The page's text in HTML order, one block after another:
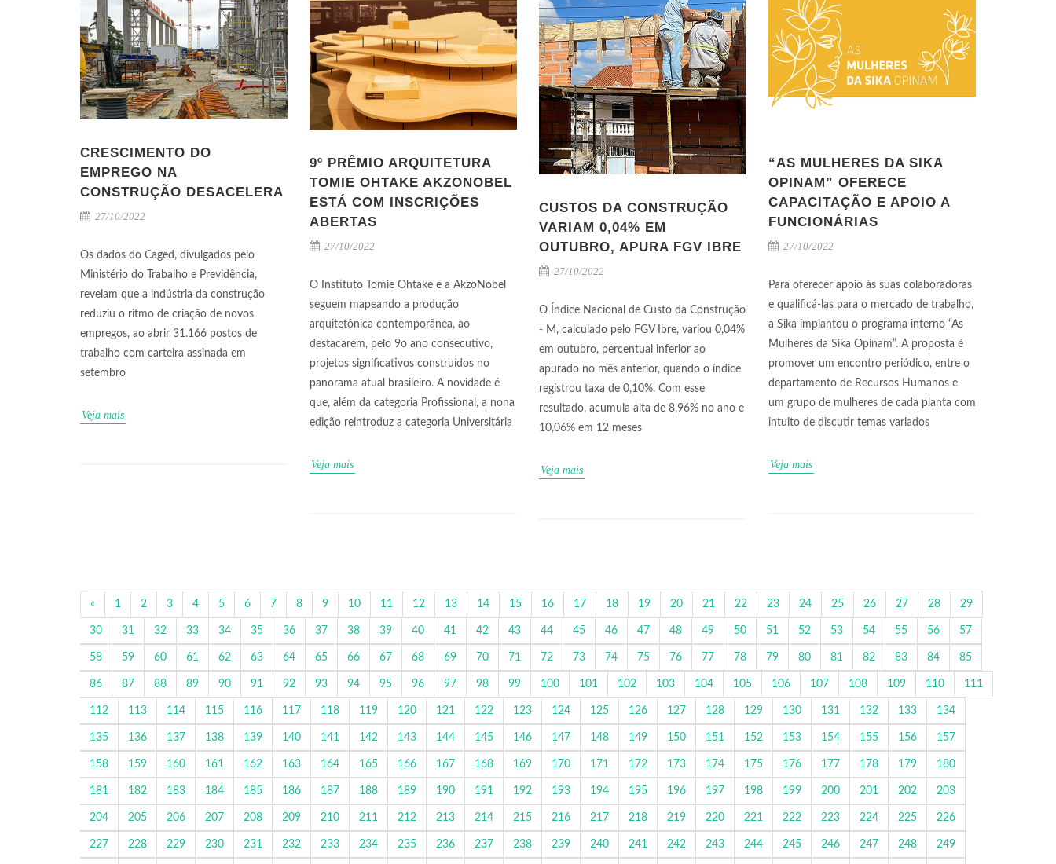
CRESCIMENTO DO
EMPREGO NA
CONSTRUÇÃO DESACELERA
27/10/2022
Os dados do Caged, divulgados pelo
Ministério do Trabalho e Previdência,
revelam que a indústria da construção
reduziu o ritmo de criação de novos
empregos, ao abrir 31.166 postos de
trabalho com carteira assinada em
setembro
Veja mais
9º PRÊMIO ARQUITETURA
TOMIE OHTAKE AKZONOBEL
ESTÁ COM INSCRIÇÕES
ABERTAS
27/10/2022
O Instituto Tomie Ohtake e a AkzoNobel
seguem mapeando a produção
arquitetônica contemporânea, ao
destacarem, pelo 9o ano consecutivo,
projetos significativos construídos no
panorama atual brasileiro. A novidade é
que, além da categoria Profissional, a nona
edição reintroduz a categoria Universitária
Veja mais
CUSTOS DA CONSTRUÇÃO
VARIAM 0,04% EM
OUTUBRO, APURA FGV IBRE
27/10/2022
O Índice Nacional de Custo da Construção
- M, calculado pelo FGV Ibre, variou 0,04%
em outubro, percentual inferior ao
apurado no mês anterior, quando o índice
registrou taxa de 0,10%. Com esse
resultado, acumula alta de 8,96% no ano e
10,06% em 12 meses
Veja mais
“AS MULHERES DA SIKA
OPINAM” OFERECE
CAPACITAÇÃO E APOIO A
FUNCIONÁRIAS
27/10/2022
Para oferecer apoio às suas colaboradoras
e qualificá-las para o mercado de trabalho,
a Sika implantou o programa interno “As
Mulheres da Sika Opinam”. A proposta é
promover um encontro periódico, entre o
departamento de Recursos Humanos e
um grupo de mulheres de cada planta com
intuito de discutir temas variados
Veja mais
« 1 2 3 4 5 6 7 8 9 10 11 12 13 14 15 16 17 18 19 20 21 22 23 24 25 26 27 28 29
30 31 32 33 34 35 36 37 38 39 40 41 42 43 44 45 46 47 48 49 50 51 52 53 54 55 56 57
58 59 60 61 62 63 64 65 66 67 68 69 70 71 72 73 74 75 76 77 78 79 80 81 82 83 84 85
86 87 88 89 90 91 92 93 94 95 96 97 98 99 100 101 102 103 104 105 106 107 108 109 110 111
112 113 114 115 116 117 118 119 120 121 122 123 124 125 126 127 128 129 130 131 132 133 134
135 136 137 138 139 140 141 142 143 144 145 146 147 148 149 150 151 152 153 154 155 156 157
158 159 160 161 162 163 164 165 166 167 168 169 170 171 172 173 174 175 176 177 178 179 180
181 182 183 184 185 186 187 188 189 190 191 192 193 194 195 196 197 198 199 200 201 202 203
204 205 206 207 208 209 210 211 212 213 214 215 216 217 218 219 220 221 222 223 224 225 226
227 228 229 230 231 232 233 234 235 236 237 238 239 240 241 242 243 244 245 246 247 248 249